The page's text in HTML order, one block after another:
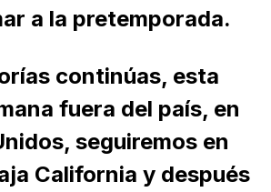
a la pretemporada.
continúas, esta
fuera del país, en
seguiremos en
California y después